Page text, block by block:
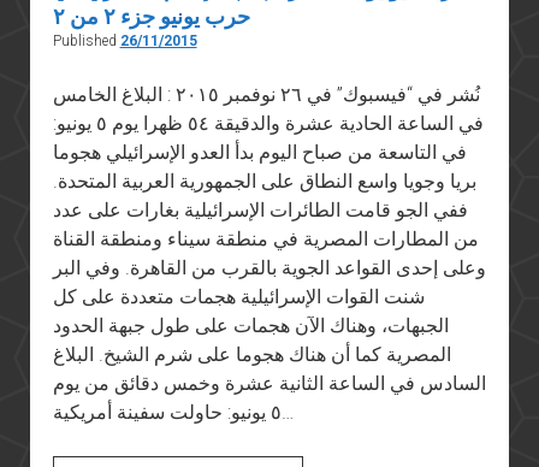
حرب يونيو جزء ٢ من ٢
Published 26/11/2015
نُشر في “فيسبوك” في ٢٦ نوفمبر ٢٠١٥ : البلاغ الخامس
في الساعة الحادية عشرة والدقيقة ٥٤ ظهرا يوم ٥ يونيو:
في التاسعة من صباح اليوم بدأ العدو الإسرائيلي هجوما
بريا وجويا واسع النطاق على الجمهورية العربية المتحدة.
ففي الجو قامت الطائرات الإسرائيلية بغارات على عدد
من المطارات المصرية في منطقة سيناء ومنطقة القناة
وعلى إحدى القواعد الجوية بالقرب من القاهرة. وفي البر
شنت القوات الإسرائيلية هجمات متعددة على كل
الجبهات، وهناك الآن هجمات على طول جبهة الحدود
المصرية كما أن هناك هجوما على شرم الشيخ. البلاغ
السادس في الساعة الثانية عشرة وخمس دقائق من يوم
٥ يونيو: حاولت سفينة أمريكية…